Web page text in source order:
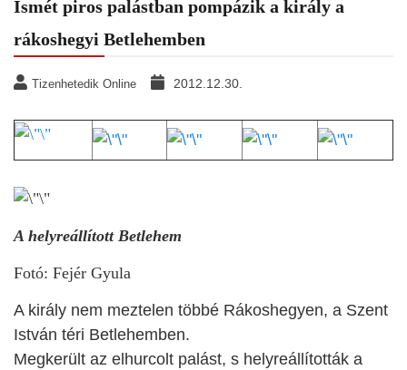
Ismét piros palástban pompázik a király a
rákoshegyi Betlehemben
Tizenhetedik Online 2012.12.30.
A helyreállított Betlehem
Fotó: Fejér Gyula
A király nem meztelen többé Rákoshegyen, a Szent
István téri Betlehemben.
Megkerült az elhurcolt palást, s helyreállították a